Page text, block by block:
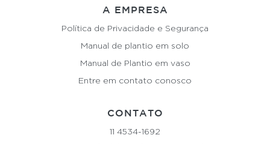
A EMPRESA
Política de Privacidade e Segurança
Manual de plantio em solo
Manual de Plantio em vaso
Entre em contato conosco
CONTATO
11 4534-1692